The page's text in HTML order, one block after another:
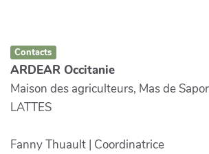
Contacts
ARDEAR Occitanie
Maison des agriculteurs, Mas de
LATTES
Fanny Thuault | Coordinatrice